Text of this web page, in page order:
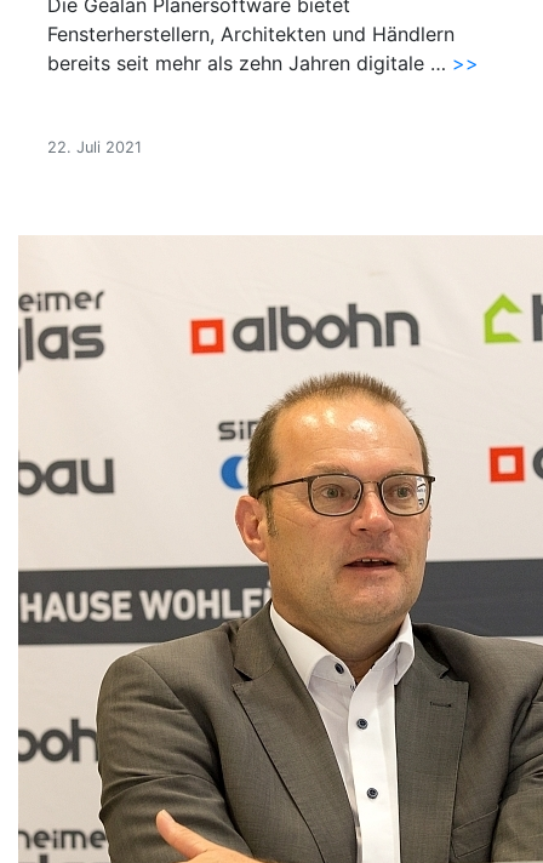
Die Gealan Planersoftware bietet
Fensterherstellern, Architekten und Händlern
bereits seit mehr als zehn Jahren digitale … >>
22. Juli 2021